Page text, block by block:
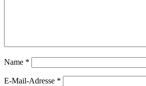
Name *
E-Mail-Adresse *